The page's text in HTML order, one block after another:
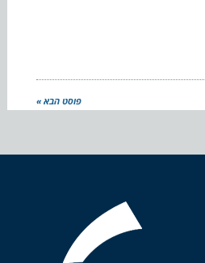
פוסט הבא »